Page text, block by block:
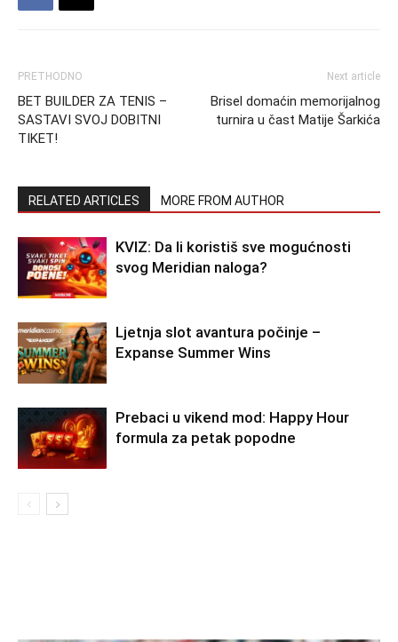
PRETHODNO
BET BUILDER ZA TENIS –
SASTAVI SVOJ DOBITNI
TIKET!
Next article
Brisel domaćin memorijalnog
turnira u čast Matije Šarkića
RELATED ARTICLES MORE FROM AUTHOR
KVIZ: Da li koristiš sve mogućnosti
svog Meridian naloga?
Ljetnja slot avantura počinje –
Expanse Summer Wins
Prebaci u vikend mod: Happy Hour
formula za petak popodne